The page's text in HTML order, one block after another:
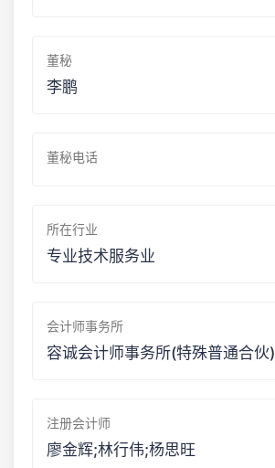
董秘
李鹏
董秘电话
所在行业
专业技术服务业
会计师事务所
容诚会计师事务所(特殊普通合伙)
注册会计师
廖金辉;林行伟;杨思旺